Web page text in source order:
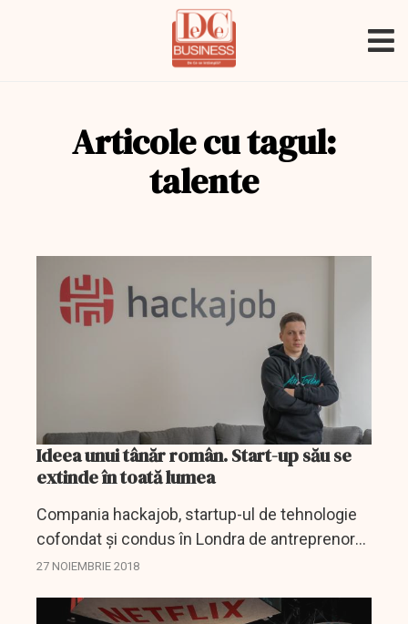
Articole cu tagul:
talente
Ideea unui tânăr român. Start-up său se
extinde în toată lumea
Compania hackajob, startup-ul de tehnologie
cofondat și condus în Londra de antreprenorul
român Răzvan Creangă care a atras recent o
în total...
27 NOIEMBRIE 2018